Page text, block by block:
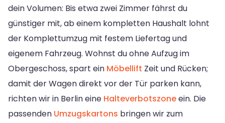
dein Volumen: Bis etwa zwei Zimmer fährst du
günstiger mit, ab einem kompletten Haushalt lohnt
der Komplettumzug mit festem Liefertag und
eigenem Fahrzeug. Wohnst du ohne Aufzug im
Obergeschoss, spart ein Möbellift Zeit und Rücken;
damit der Wagen direkt vor der Tür parken kann,
richten wir in Berlin eine Halteverbotszoneein. Die
passenden Umzugskartons bringen wir zum